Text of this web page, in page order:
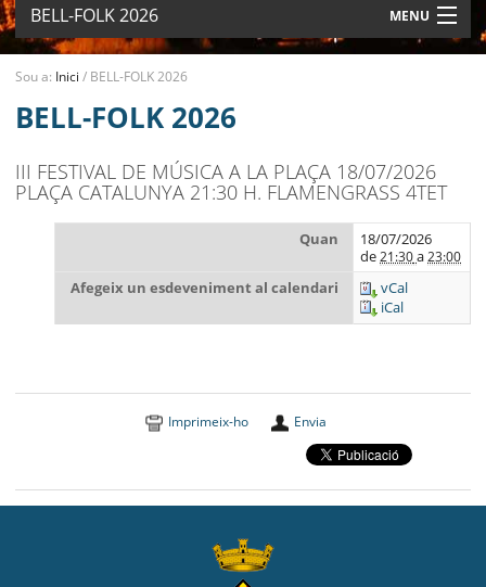
BELL-FOLK 2026 MENU
MUNICIPI
SEU ELECTRÒNICA
BELL-LLOC SOLUCIONA
Sou a: Inici / BELL-FOLK 2026
BELL-FOLK 2026
III FESTIVAL DE MÚSICA A LA PLAÇA 18/07/2026
PLAÇA CATALUNYA 21:30 H. FLAMENGRASS 4TET
Quan
18/07/2026
de21:30 a23:00
Afegeix un esdeveniment al calendari
vCal
iCal
Imprimeix-ho Envia